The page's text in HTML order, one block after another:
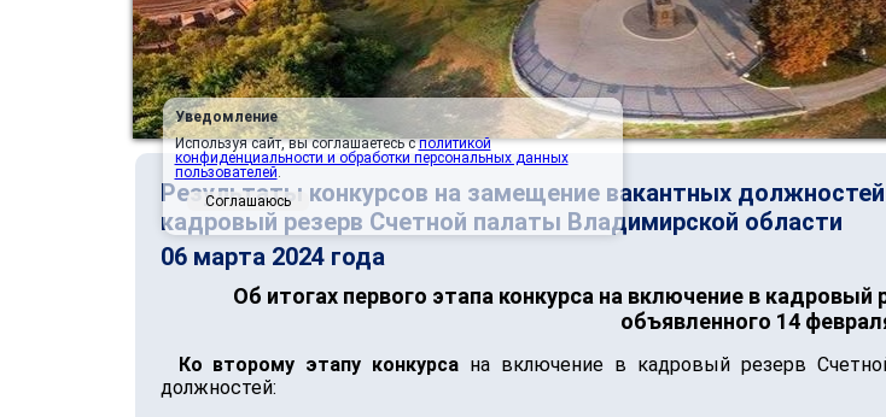
Результаты конкурсов на замещение вакантных
кадровый резерв Счетной палаты Владимирской области
06 марта 2024 года
Об итогах первого этапа конкурса на включение в
объявленного 14
Ко второму этапу конкурса на включение в кадровый резерв
должностей:
Уведомление
Используя сайт, вы соглашаетесь сполитикой
конфиденциальности и обработки персональных данных
пользователей.
Соглашаюсь